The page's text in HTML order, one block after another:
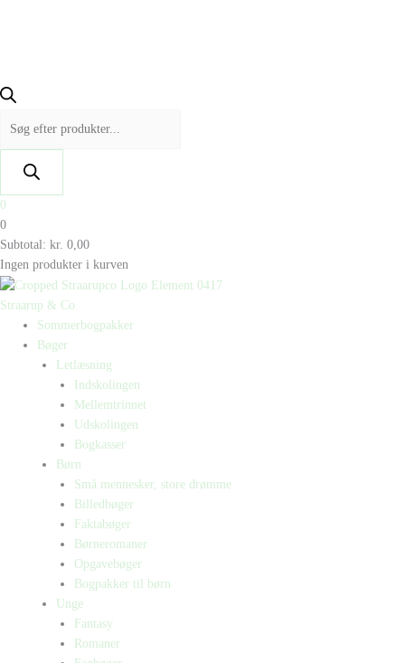
0
0
Subtotal: kr. 0,00
Ingen produkter i kurven
Straarup & Co
Sommerbogpakker
Bøger
Letlæsning
Indskolingen
Mellemtrinnet
Udskolingen
Bogkasser
Børn
Små mennesker, store drømme
Billedbøger
Faktabøger
Børneromaner
Opgavebøger
Bogpakker til børn
Unge
Fantasy
Romaner